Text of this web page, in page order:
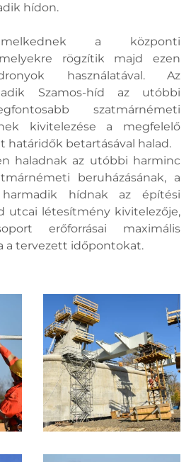
hídon.
a központi
rögzítik majd ezen
használatával. Az
Szamos-híd az utóbbi
szatmárnémeti
kivitelezése a megfelelő
határidők betartásával halad.
haladnak az utóbbi harminc
beruházásának, a
harmadik hídnak az építési
utcai létesítmény kivitelezője,
erőforrásai maximális
a tervezett időpontokat.